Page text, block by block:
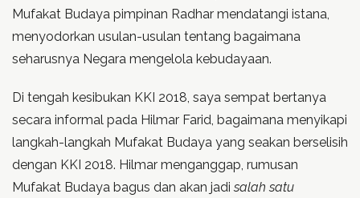
Mufakat Budaya pimpinan Radhar mendatangi istana,
menyodorkan usulan-usulan tentang bagaimana
seharusnya Negara mengelola kebudayaan.
Di tengah kesibukan KKI 2018, saya sempat bertanya
secara informal pada Hilmar Farid, bagaimana menyikapi
langkah-langkah Mufakat Budaya yang seakan berselisih
dengan KKI 2018. Hilmar menganggap, rumusan
Mufakat Budaya bagus dan akan jadisalah satu